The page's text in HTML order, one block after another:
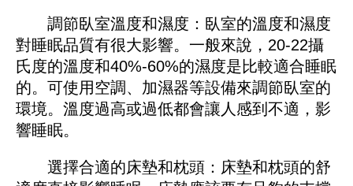
調節臥室溫度和濕度：臥室的溫度和濕度
對睡眠品質有很大影響。一般來說，20-22攝
氏度的溫度和40%-60%的濕度是比較適合睡眠
的。可使用空調、加濕器等設備來調節臥室的
環境。溫度過高或過低都會讓人感到不適，影
響睡眠。
選擇合適的床墊和枕頭：床墊和枕頭的舒